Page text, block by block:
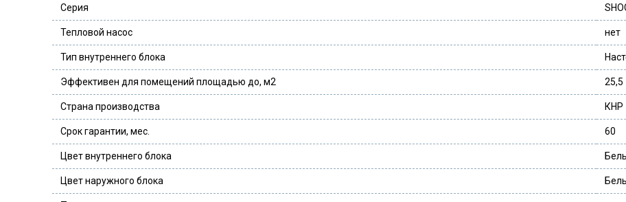
Серия
Тепловой насос нет
Тип внутреннего блока
Эффективен для помещений площадью до, м2 25,5
Страна производства КНР
Срок гарантии, мес. 60
Цвет внутреннего блока
Цвет наружного блока